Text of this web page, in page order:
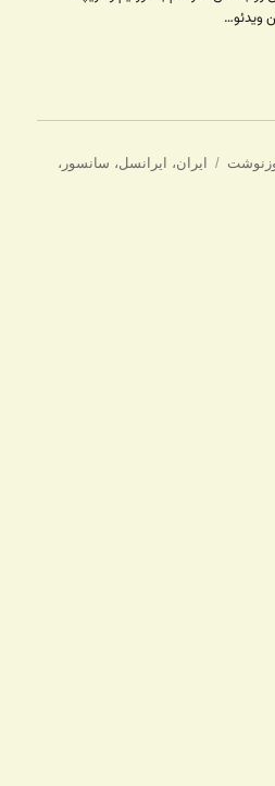
ویدئو…
برچسب‌ها
ایران، ایرانسل، سانسور ،